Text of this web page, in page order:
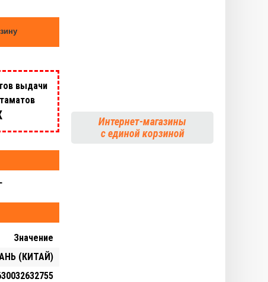
выдачи
Значение
(КИТАЙ)
Интернет-магазины
с единой корзиной